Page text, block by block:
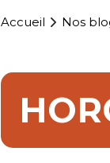
Accueil Nos